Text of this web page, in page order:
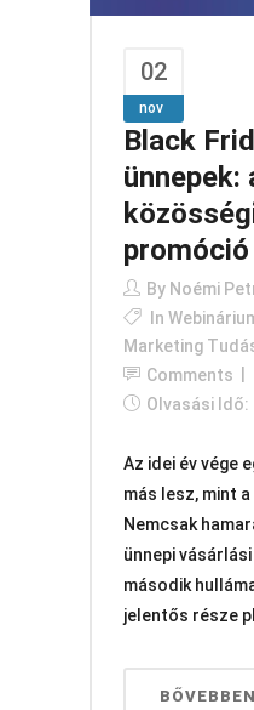
02
nov
Black
ünnepek:
By Noémi
In
Marketing
Comments
Olvasási Idő:
Az idei év vége
más lesz, mint
Nemcsak
ünnepi
második
jelentős része
BŐVEBBEN